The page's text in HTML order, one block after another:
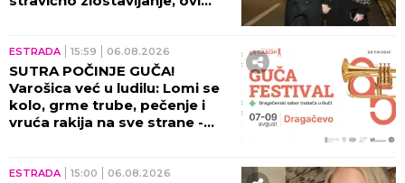
ESTRADA 15:59 06.08.2026
SUTRA POČINJE GUČA!
Varošica već u ludilu: Lomi se
kolo, grme trube, pečenje i
vruća rakija na sve strane -
ESTRADA 15:00 06.08.2026